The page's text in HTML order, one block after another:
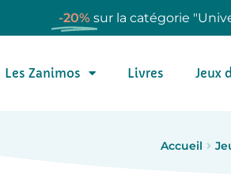
-20% sur la catégorie
Les Zanimos Livres Jeux
Accueil